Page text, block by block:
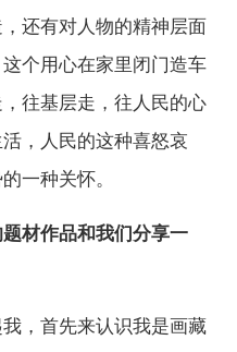
还有对人物的精神层面
个用心在家里闭门造车
往基层走，往人民的心
，人民的这种喜怒哀
一种关怀。
材作品和我们分享一
我，首先来认识我是画藏